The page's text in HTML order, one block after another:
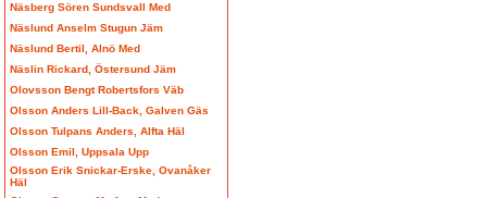
Näsberg Sören Sundsvall Med
Näslund Anselm Stugun Jäm
Näslund Bertil, Alnö Med
Näslin Rickard, Östersund Jäm
Olovsson Bengt Robertsfors Väb
Olsson Anders Lill-Back, Galven Gäs
Olsson Tulpans Anders, Alfta Häl
Olsson Emil, Uppsala Upp
Olsson Erik Snickar-Erske, Ovanåker
Häl